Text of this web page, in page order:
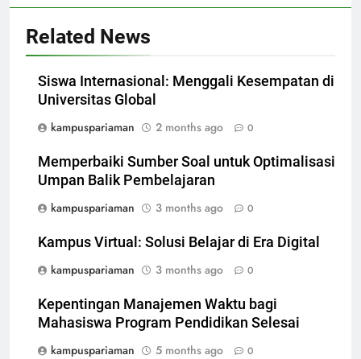
Related News
Siswa Internasional: Menggali Kesempatan di
Universitas Global
kampuspariaman
2 months ago 0
Memperbaiki Sumber Soal untuk Optimalisasi
Umpan Balik Pembelajaran
kampuspariaman
3 months ago 0
Kampus Virtual: Solusi Belajar di Era Digital
kampuspariaman
3 months ago 0
Kepentingan Manajemen Waktu bagi
Mahasiswa Program Pendidikan Selesai
kampuspariaman
5 months ago 0